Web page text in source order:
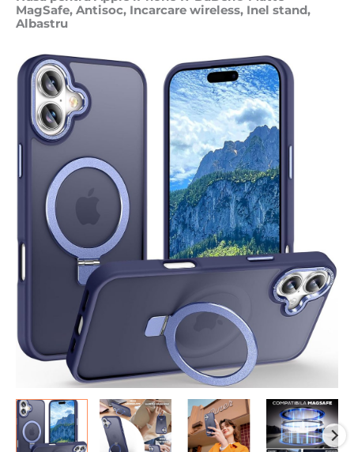
MagSafe, Antisoc, Incarcare wireless, Inel stand,
Albastru